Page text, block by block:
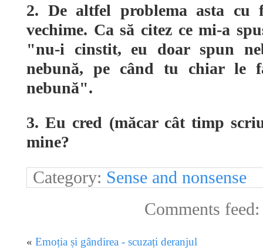
2. De altfel problema asta cu
vechime. Ca să citez ce mi-a
"nu-i cinstit, eu doar spun
nebună, pe când tu chiar le
nebună".
3. Eu cred (măcar cât timp
mine?
Category: Sense and nonsense
Comments
« Emoția și gândirea - scuzați deranjul